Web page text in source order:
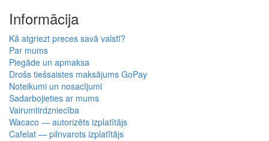
Informācija
Kā atgriezt preces savā valstī?
Par mums
Piegāde un apmaksa
Drošs tiešsaistes maksājums GoPay
Noteikumi un nosacījumi
Sadarbojieties ar mums
Vairumtirdzniecība
Wacaco — autorizēts izplatītājs
Cafelat — pilnvarots izplatītājs